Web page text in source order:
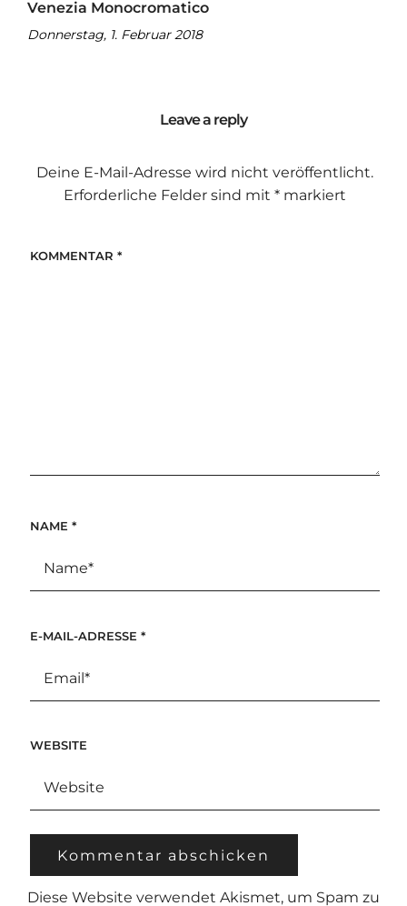
Venezia Monocromatico
Donnerstag, 1. Februar 2018
Leave a reply
Deine E-Mail-Adresse wird nicht veröffentlicht.
Erforderliche Felder sind mit *markiert
KOMMENTAR *
NAME *
E-MAIL-ADRESSE *
WEBSITE
Diese Website verwendet Akismet, um Spam zu